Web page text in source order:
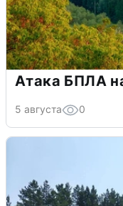
Атака БПЛА
5 августа 0